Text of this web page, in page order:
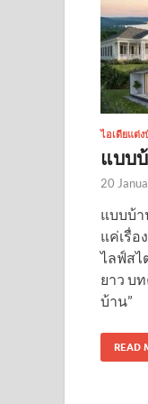
ไอเดียแต่
แบบ
20
แบบบ้า
แค่เรื่อ
ไลฟ์สไ
ยาว บ
บ้าน”
READ